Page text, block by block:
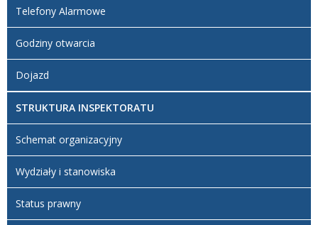
Telefony Alarmowe
Godziny otwarcia
Dojazd
STRUKTURA INSPEKTORATU
Schemat organizacyjny
Wydziały i stanowiska
Status prawny